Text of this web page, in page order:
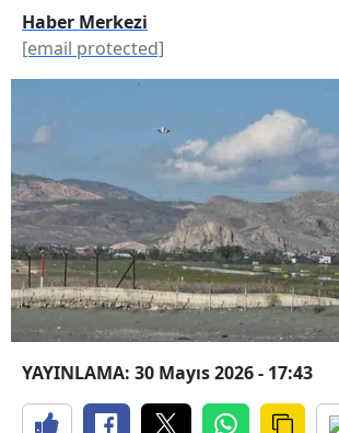
Haber Merkezi
[email protected]
YAYINLAMA: 30 Mayıs 2026 - 17:43